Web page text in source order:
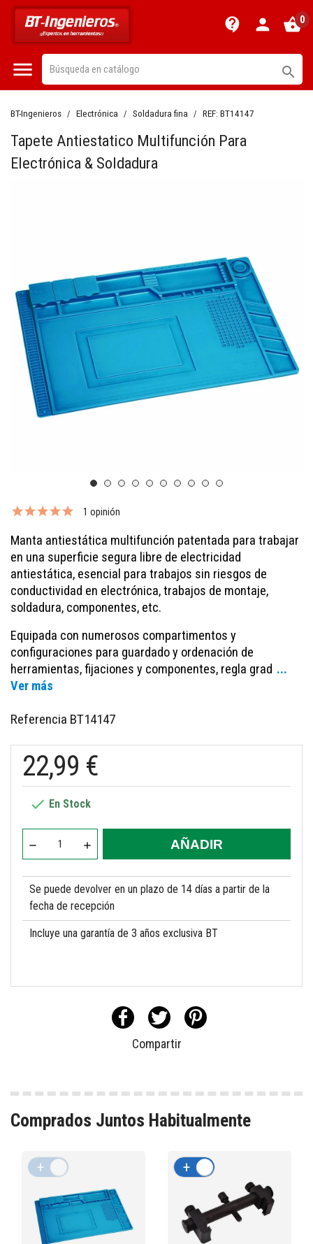
contact_support person shopping_basket0
 
BT-Ingenieros Electrónica Soldadura fina REF: BT14147
Tapete Antiestatico Multifunción Para
Electrónica & Soldadura
1 opinión
Manta antiestática multifunción patentada para trabajar
en una superficie segura libre de electricidad
antiestática, esencial para trabajos sin riesgos de
conductividad en electrónica, trabajos de montaje,
soldadura, componentes, etc.
Equipada con numerosos compartimentos y
configuraciones para guardado y ordenación de
herramientas, fijaciones y componentes, regla grad ...
Ver más
Referencia BT14147
22,99 €
 En Stock
AÑADIR
Se puede devolver en un plazo de 14 días a partir de la
fecha de recepción
Incluye una garantía de 3 años exclusiva BT
Compartir
Comprados Juntos Habitualmente
+ +